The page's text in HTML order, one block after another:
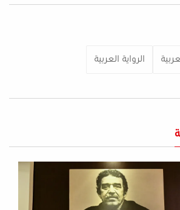
الرواية العربية